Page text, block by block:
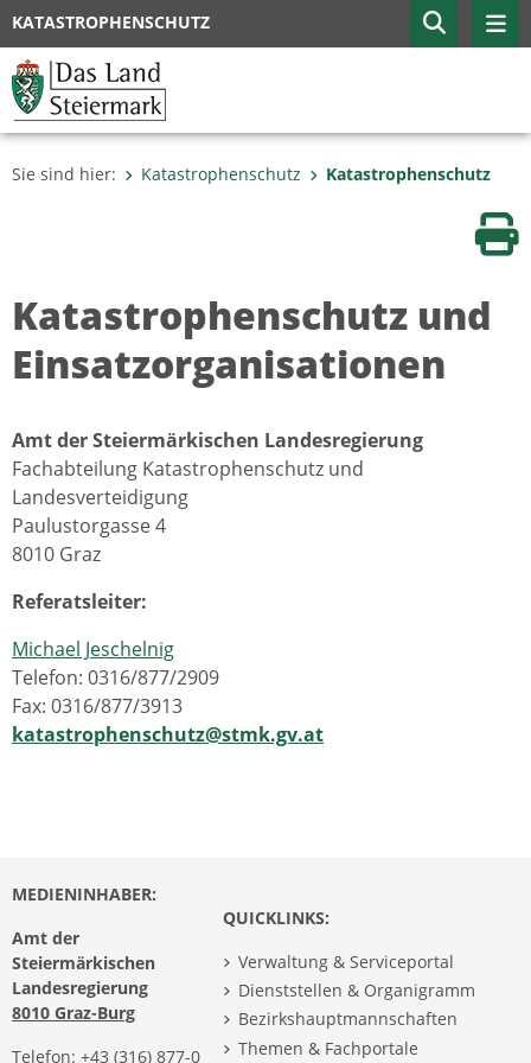
KATASTROPHENSCHUTZ
Sie sind hier: Katastrophenschutz Katastrophenschutz
Katastrophenschutz und
Einsatzorganisationen
Amt der Steiermärkischen Landesregierung
Fachabteilung Katastrophenschutz und
Landesverteidigung
Paulustorgasse 4
8010 Graz
Referatsleiter:
Michael Jeschelnig
Telefon: 0316/877/2909
Fax: 0316/877/3913
katastrophenschutz@stmk.gv.at
MEDIENINHABER:
Amt der
Steiermärkischen
Landesregierung
8010 Graz-Burg
Telefon: +43 (316) 877-0
QUICKLINKS:
Verwaltung & Serviceportal
Dienststellen & Organigramm
Bezirkshauptmannschaften
Themen & Fachportale